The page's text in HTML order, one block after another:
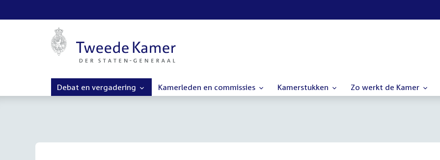
Debat en vergadering Kamerleden en commissies Kamerstukken Zo werkt de Kamer